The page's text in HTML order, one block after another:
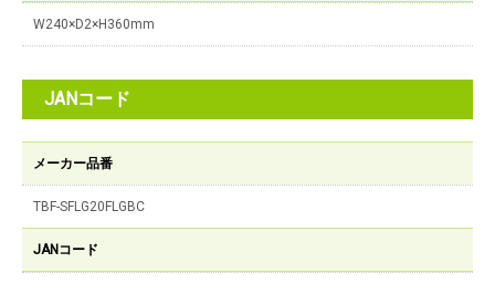
W240×D2×H360mm
JANコード
メーカー品番
TBF-SFLG20FLGBC
JANコード